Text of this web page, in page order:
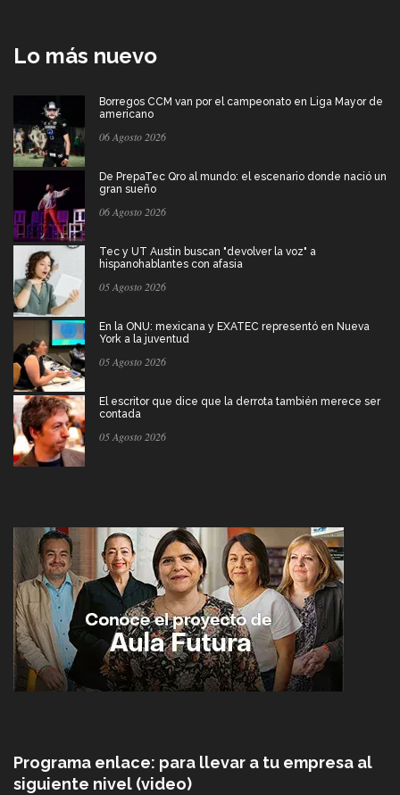
Lo más nuevo
Borregos CCM van por el campeonato en Liga Mayor de
americano
06 Agosto 2026
De PrepaTec Qro al mundo: el escenario donde nació un
gran sueño
06 Agosto 2026
Tec y UT Austin buscan "devolver la voz" a
hispanohablantes con afasia
05 Agosto 2026
En la ONU: mexicana y EXATEC representó en Nueva
York a la juventud
05 Agosto 2026
El escritor que dice que la derrota también merece ser
contada
05 Agosto 2026
Programa enlace: para llevar a tu empresa al
siguiente nivel (video)